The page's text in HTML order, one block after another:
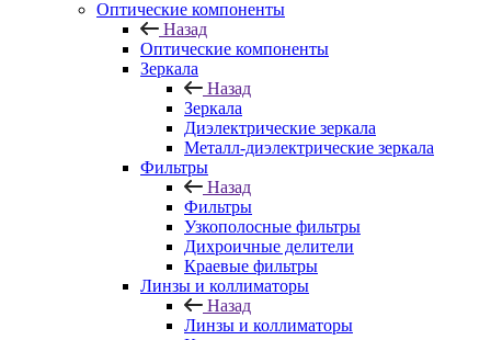
Оптические компоненты
Назад
Оптические компоненты
Зеркала
Назад
Зеркала
Диэлектрические зеркала
Металл-диэлектрические зеркала
Фильтры
Назад
Фильтры
Узкополосные фильтры
Дихроичные делители
Краевые фильтры
Линзы и коллиматоры
Назад
Линзы и коллиматоры